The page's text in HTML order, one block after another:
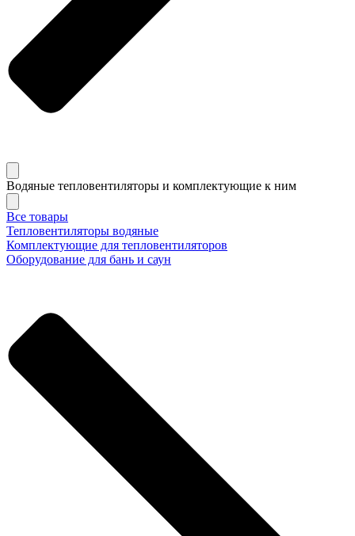
Водяные тепловентиляторы и комплектующие к ним
Все товары
Тепловентиляторы водяные
Комплектующие для тепловентиляторов
Оборудование для бань и саун